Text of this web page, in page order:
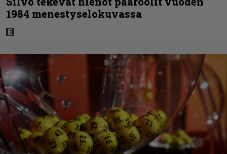
1984 menestyselokuvassa